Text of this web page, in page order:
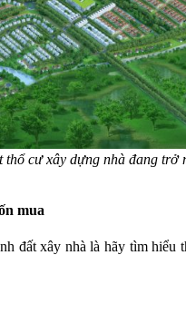
thổ cư xây dựng nhà đang trở
mua
đất xây nhà là hãy tìm hiểu